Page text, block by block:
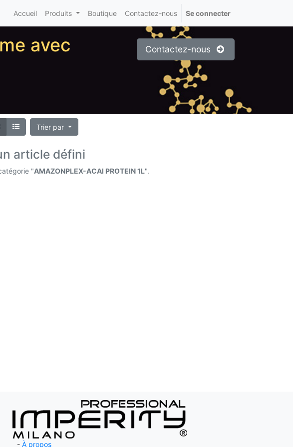
Accueil Produits Boutique Contactez-nous Se connecter
avec
Contactez-nous
Trier par
article défini
"AMAZONPLEX-ACAI PROTEIN 1L".
- À propos